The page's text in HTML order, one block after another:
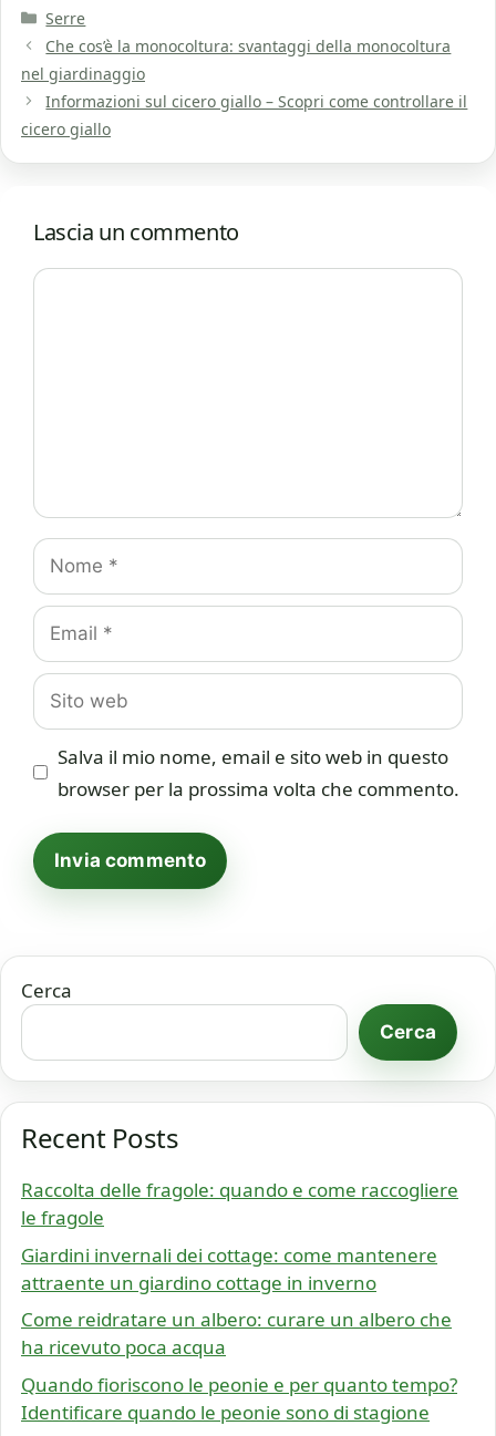
Categorie
Serre
Che cos’è la monocoltura: svantaggi della monocoltura
nel giardinaggio
Informazioni sul cicero giallo – Scopri come controllare il
cicero giallo
Lascia un commento
Commento
Nome
Email
Sito
web
Salva il mio nome, email e sito web in questo
browser per la prossima volta che commento.
Cerca
Cerca
Recent Posts
Raccolta delle fragole: quando e come raccogliere
le fragole
Giardini invernali dei cottage: come mantenere
attraente un giardino cottage in inverno
Come reidratare un albero: curare un albero che
ha ricevuto poca acqua
Quando fioriscono le peonie e per quanto tempo?
Identificare quando le peonie sono di stagione